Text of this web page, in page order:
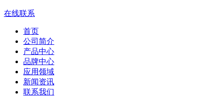
在线联系
首页
公司简介
产品中心
品牌中心
应用领域
新闻资讯
联系我们